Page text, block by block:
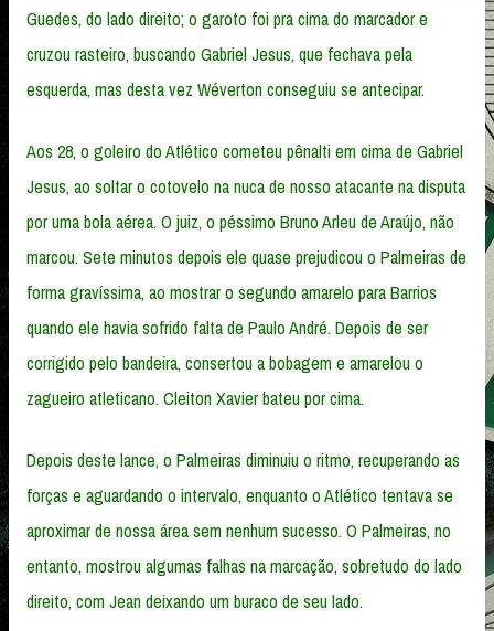
Guedes, do lado direito; o garoto foi pra cima do marcador e
cruzou rasteiro, buscando Gabriel Jesus, que fechava pela
esquerda, mas desta vez Wéverton conseguiu se antecipar.
Aos 28, o goleiro do Atlético cometeu pênalti em cima de Gabriel
Jesus, ao soltar o cotovelo na nuca de nosso atacante na disputa
por uma bola aérea. O juiz, o péssimo Bruno Arleu de Araújo, não
marcou. Sete minutos depois ele quase prejudicou o Palmeiras de
forma gravíssima, ao mostrar o segundo amarelo para Barrios
quando ele havia sofrido falta de Paulo André. Depois de ser
corrigido pelo bandeira, consertou a bobagem e amarelou o
zagueiro atleticano. Cleiton Xavier bateu por cima.
Depois deste lance, o Palmeiras diminuiu o ritmo, recuperando as
forças e aguardando o intervalo, enquanto o Atlético tentava se
aproximar de nossa área sem nenhum sucesso. O Palmeiras, no
entanto, mostrou algumas falhas na marcação, sobretudo do lado
direito, com Jean deixando um buraco de seu lado.